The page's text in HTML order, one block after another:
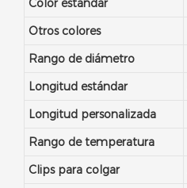
Color estándar
Otros colores
Rango de diámetro
Longitud estándar
Longitud personalizada
Rango de temperatura
Clips para colgar